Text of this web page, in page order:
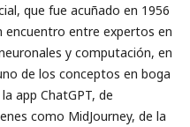
que fue acuñado en 1956
encuentro entre expertos en
y computación, en
de los conceptos en boga
app ChatGPT, de
como MidJourney, de la